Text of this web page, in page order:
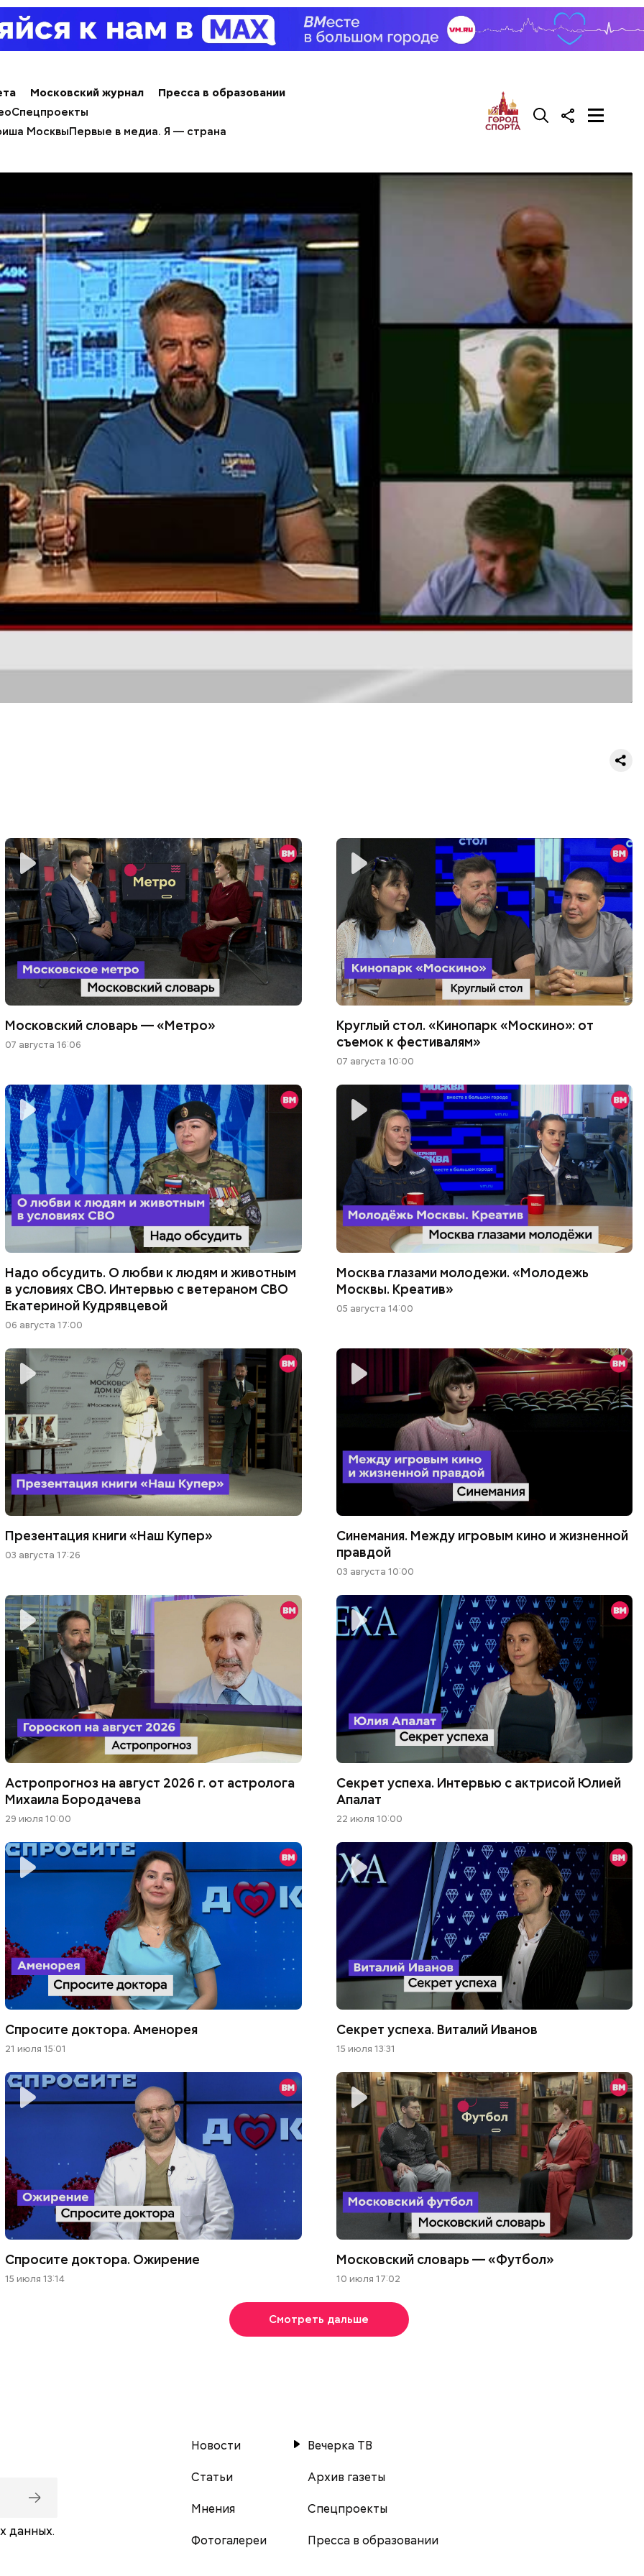
Московский журнал
Пресса в образовании
Спецпроекты
МосквыПервые в медиа. Я — страна
Московский словарь — «Метро»
07 августа 16:06
Круглый стол. «Кинопарк «Москино»: от
съемок к фестивалям»
07 августа 10:00
Надо обсудить. О любви к людям и животным
в условиях СВО. Интервью с ветераном СВО
Екатериной Кудрявцевой
06 августа 17:00
Москва глазами молодежи. «Молодежь
Москвы. Креатив»
05 августа 14:00
Презентация книги «Наш Купер»
03 августа 17:26
Синемания. Между игровым кино и жизненной
правдой
03 августа 10:00
Астропрогноз на август 2026 г. от астролога
Михаила Бородачева
29 июля 10:00
Секрет успеха. Интервью с актрисой Юлией
Апалат
22 июля 10:00
Спросите доктора. Аменорея
21 июля 15:01
Секрет успеха. Виталий Иванов
15 июля 13:31
Спросите доктора. Ожирение
15 июля 13:14
Московский словарь — «Футбол»
10 июля 17:02
Смотреть дальше
данных.
Новости
Статьи
Мнения
Фотогалереи
Вечерка ТВ
Архив газеты
Спецпроекты
Пресса в образовании